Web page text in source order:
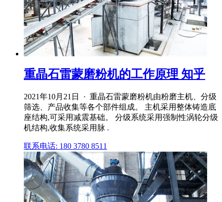
重晶石雷蒙磨粉机的工作原理 知乎
2021年10月21日 · 重晶石雷蒙磨粉机由粉磨主机、分级
筛选、产品收集等各个部件组成。 主机采用整体铸造底
座结构,可采用减震基础。 分级系统采用强制性涡轮分级
机结构,收集系统采用脉 .
联系电话: 180 3780 8511